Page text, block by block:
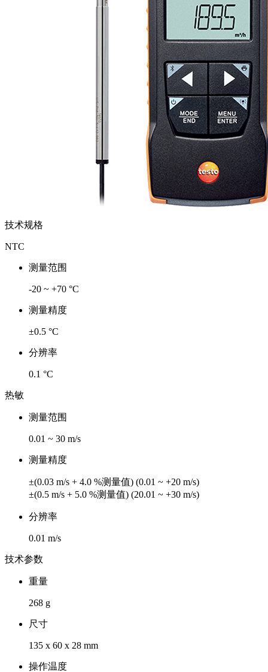
技术规格
NTC
测量范围
-20 ~ +70 °C
测量精度
±0.5 °C
分辨率
0.1 °C
热敏
测量范围
0.01 ~ 30 m/s
测量精度
±(0.03 m/s + 4.0 %测量值) (0.01 ~ +20 m/s)
±(0.5 m/s + 5.0 %测量值) (20.01 ~ +30 m/s)
分辨率
0.01 m/s
技术参数
重量
268 g
尺寸
135 x 60 x 28 mm
操作温度